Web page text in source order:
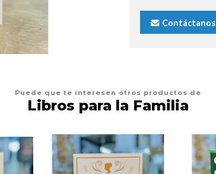
Contáctanos
Puede que te interesen otros productos de
Libros para la Familia